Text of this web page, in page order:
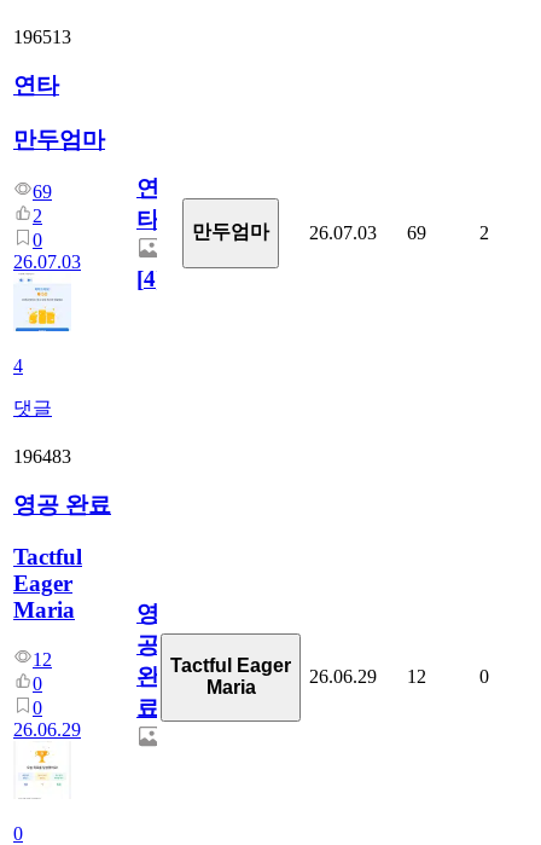
196513
연타
만두엄마
69
2
0
26.07.03
4
댓글
연
타
[4]
만두엄마 26.07.03 69 2
196483
영공 완료
Tactful
Eager
Maria
12
0
0
26.06.29
0
영
공
완
료
Tactful Eager
Maria
26.06.29 12 0